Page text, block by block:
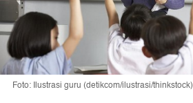
Foto: Ilustrasi guru (detikcom/ilustrasi/thinkstock)